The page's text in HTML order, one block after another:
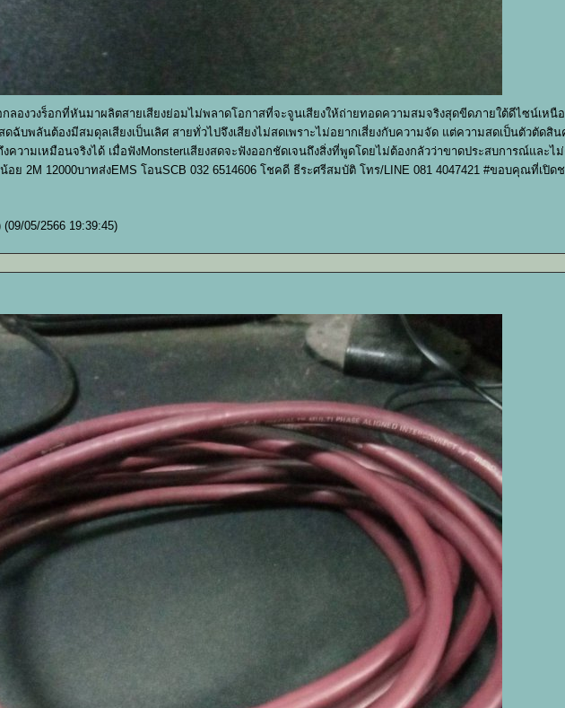
กลองวงร็อกที่หันมาผลิตสายเสียงย่อมไม่พลาดโอกาสที่จะจูนเสียงให้ถ่ายทอดความสมจริงสุดขีดภายใต้ดีไซน์เหนื
ฉับพลันต้องมีสมดุลเสียงเป็นเลิศ สายทั่วไปจึงเสียงไม่สดเพราะไม่อยากเสี่ยงกับความจัด แต่ความสดเป็นตัวตัดสิ
ความเหมือนจริงได้ เมื่อฟังMonsterเเสียงสดจะฟังออกชัดเจนถึงสิ่งที่พูดโดยไม่ต้องกลัวว่าขาดประสบการณ์และไ
อย 2M 12000บาทส่งEMS โอนSCB 032 6514606 โชคดี ธีระศรีสมบัติ โทร/LINE 081 4047421 #ขอบคุณที่เปิ
(09/05/2566 19:39:45)